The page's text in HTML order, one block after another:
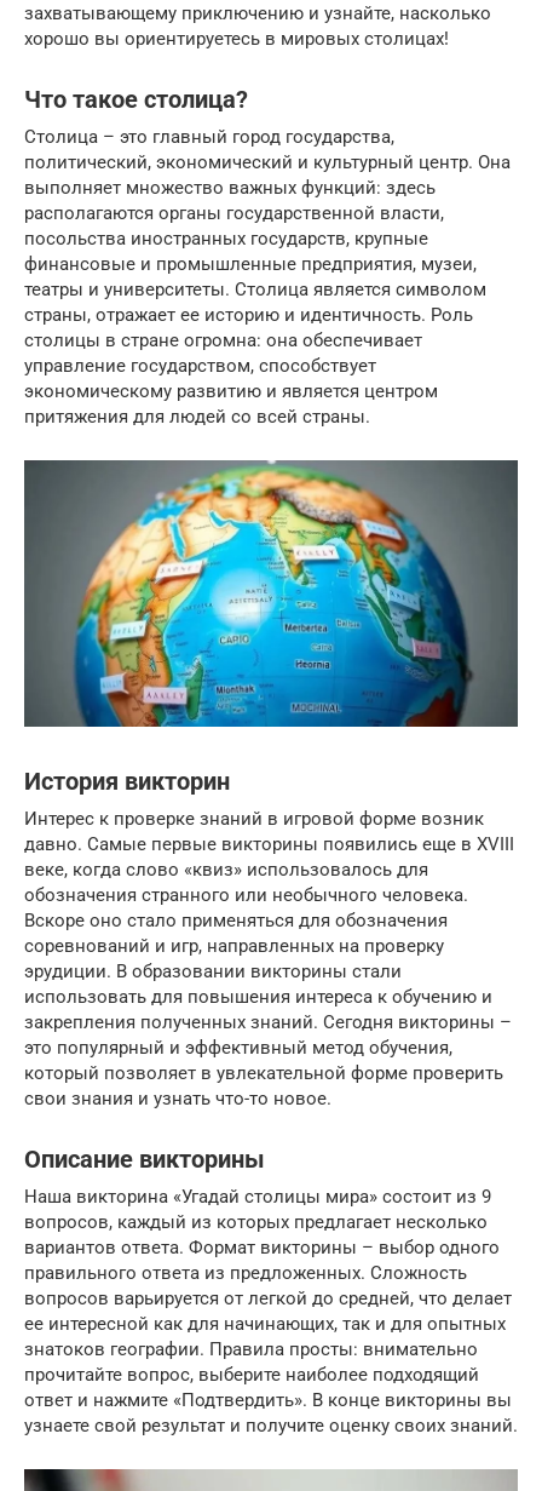
захватывающему приключению и узнайте, насколько
хорошо вы ориентируетесь в мировых столицах!
Что такое столица?
Столица – это главный город государства,
политический, экономический и культурный центр. Она
выполняет множество важных функций: здесь
располагаются органы государственной власти,
посольства иностранных государств, крупные
финансовые и промышленные предприятия, музеи,
театры и университеты. Столица является символом
страны, отражает ее историю и идентичность. Роль
столицы в стране огромна: она обеспечивает
управление государством, способствует
экономическому развитию и является центром
притяжения для людей со всей страны.
История викторин
Интерес к проверке знаний в игровой форме возник
давно. Самые первые викторины появились еще в XVIII
веке, когда слово «квиз» использовалось для
обозначения странного или необычного человека.
Вскоре оно стало применяться для обозначения
соревнований и игр, направленных на проверку
эрудиции. В образовании викторины стали
использовать для повышения интереса к обучению и
закрепления полученных знаний. Сегодня викторины –
это популярный и эффективный метод обучения,
который позволяет в увлекательной форме проверить
свои знания и узнать что-то новое.
Описание викторины
Наша викторина «Угадай столицы мира» состоит из 9
вопросов, каждый из которых предлагает несколько
вариантов ответа. Формат викторины – выбор одного
правильного ответа из предложенных. Сложность
вопросов варьируется от легкой до средней, что делает
ее интересной как для начинающих, так и для опытных
знатоков географии. Правила просты: внимательно
прочитайте вопрос, выберите наиболее подходящий
ответ и нажмите «Подтвердить». В конце викторины вы
узнаете свой результат и получите оценку своих знаний.